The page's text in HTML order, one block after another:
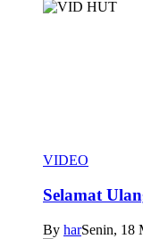
VIDEO
Selamat
By harSenin, 18